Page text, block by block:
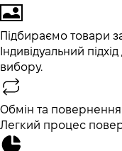
Підбираємо товари
Індивідуальний
вибору.
Обмін та повернення